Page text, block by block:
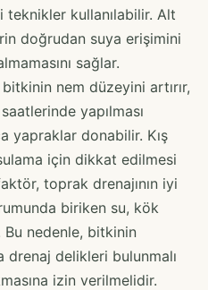
kullanılabilir. Alt
doğrudan suya erişimini
sağlar.
nem düzeyini artırır,
yapılması
yapraklar donabilir. Kış
için dikkat edilmesi
toprak drenajının iyi
biriken su, kök
nedenle, bitkinin
drenaj delikleri bulunmalı
izin verilmelidir.